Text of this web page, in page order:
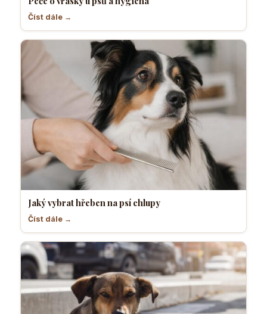
Číst dále →
Jaký vybrat hřeben na psí chlupy
Číst dále →